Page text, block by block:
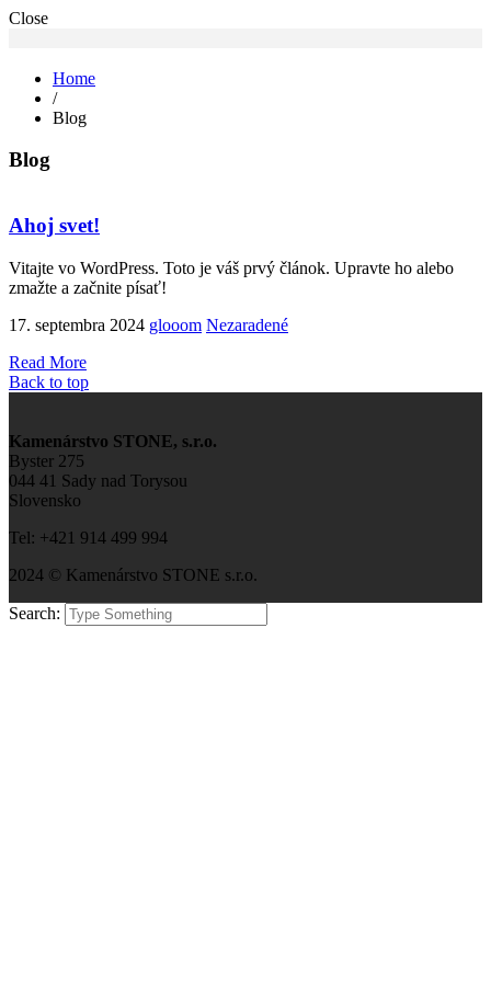
Close
Home
/
Blog
Blog
Ahoj svet!
Vitajte vo WordPress. Toto je váš prvý článok. Upravte ho alebo
zmažte a začnite písať!
17. septembra 2024 glooom Nezaradené
Read More
Back to top
Kamenárstvo STONE, s.r.o.
Byster 275
044 41 Sady nad Torysou
Slovensko
Tel: +421 914 499 994
2024 © Kamenárstvo STONE s.r.o.
Search: